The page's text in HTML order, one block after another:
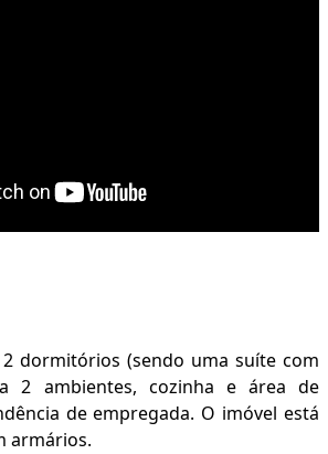
dormitórios (sendo uma suíte com
2 ambientes, cozinha e área de
de empregada. O imóvel está
armários.